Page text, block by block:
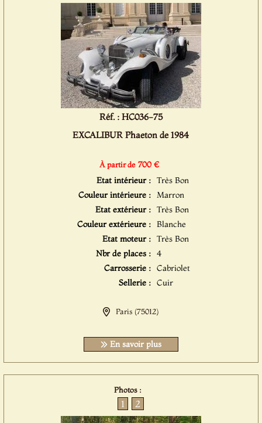
Réf. : HC036-75
EXCALIBUR Phaeton de 1984
À partir de 700 €
Etat intérieur : Très Bon
Couleur intérieure : Marron
Etat extérieur : Très Bon
Couleur extérieure : Blanche
Etat moteur : Très Bon
Nbr de places : 4
Carrosserie : Cabriolet
Sellerie : Cuir
Paris (75012)
En savoir plus
Photos :
1 2